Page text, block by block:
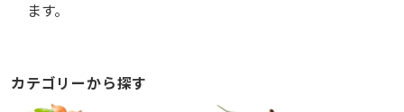
ます。
カテゴリーから探す